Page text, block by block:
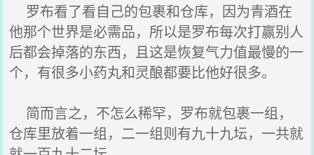
罗布看了看自己的包裹和仓库，因为青酒在
他那个世界是必需品，所以是罗布每次打赢别人
后都会掉落的东西，且这是恢复气力值最慢的一
个，有很多小药丸和灵酿都要比他好很多。
简而言之，不怎么稀罕，罗布就包裹一组，
仓库里放着一组，二一组则有九十九坛，一共就